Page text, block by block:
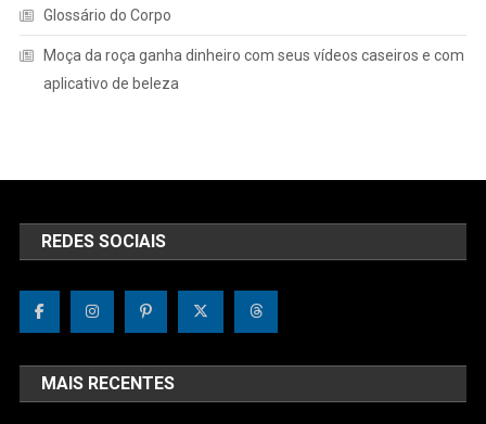
Glossário do Corpo
Moça da roça ganha dinheiro com seus vídeos caseiros e com
aplicativo de beleza
REDES SOCIAIS
MAIS RECENTES